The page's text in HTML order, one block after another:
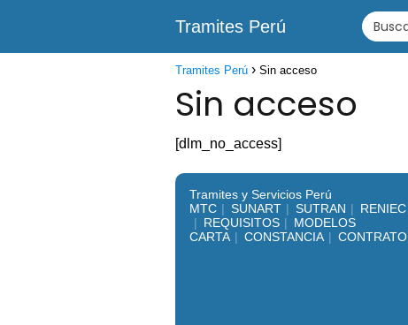
Tramites Perú
Tramites Perú Sin acceso
Sin acceso
[dlm_no_access]
Tramites y Servicios Perú
MTC
SUNART SUTRAN RENIEC
REQUISITOS
MODELOS
CARTA
CONSTANCIA CONTRATO